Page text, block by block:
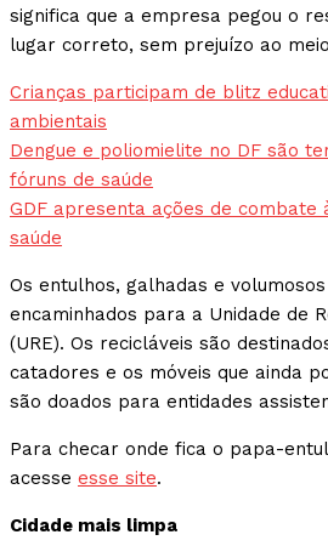
significa que a empresa pegou o
lugar correto, sem prejuízo ao
Crianças participam de blitz
ambientais
Dengue e poliomielite no DF são
fóruns de saúde
GDF apresenta ações de combate
saúde
Os entulhos, galhadas e
encaminhados para a Unidade de
(URE). Os recicláveis são
catadores e os móveis que ainda
são doados para entidades
Para checar onde fica o papa-
acesse esse site.
Cidade mais limpa